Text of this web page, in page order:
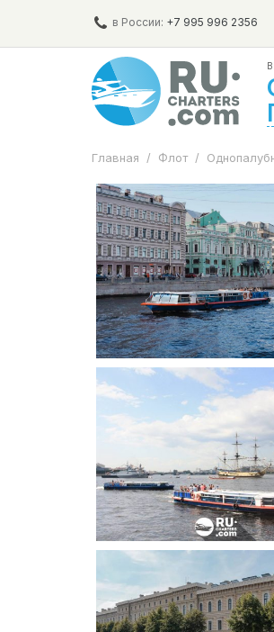
в России: +7 995 996 2356
Главная / Флот /